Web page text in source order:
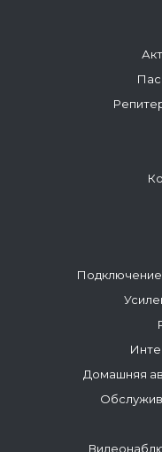
Подключение
Домашняя